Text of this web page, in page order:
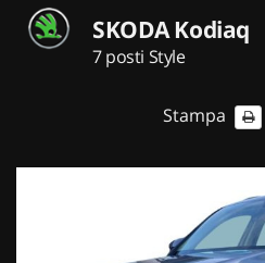
ACQUISTIAMO USATO
CONTATTI
SKODA Kodiaq
7 posti Style
Stampa